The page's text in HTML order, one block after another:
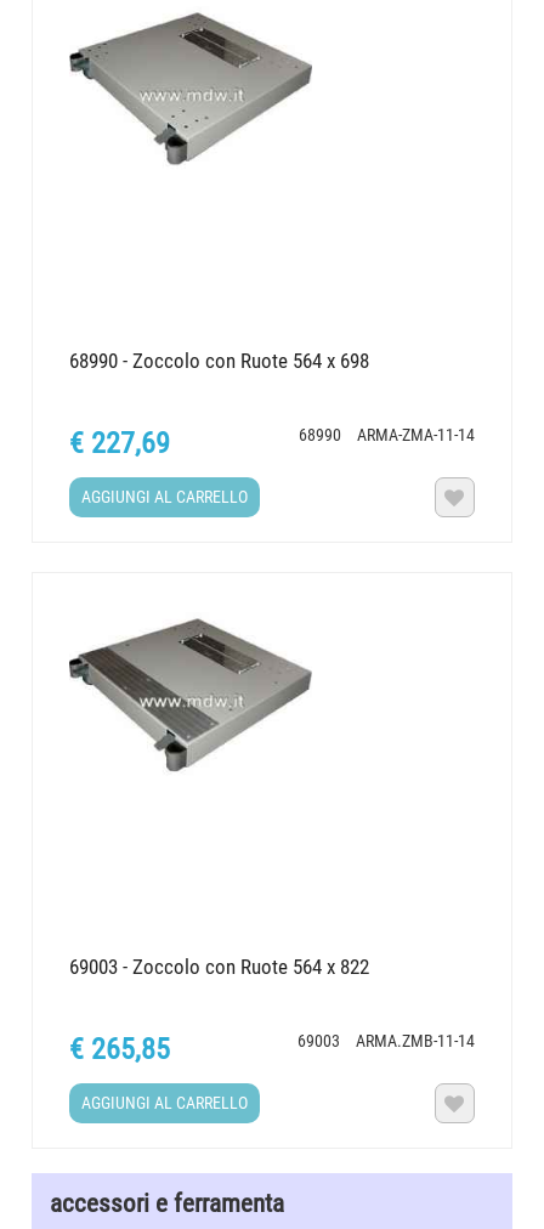
68990 - Zoccolo con Ruote 564 x 698
68990 ARMA-ZMA-11-14
€ 227,69
AGGIUNGI AL CARRELLO 
69003 - Zoccolo con Ruote 564 x 822
69003 ARMA.ZMB-11-14
€ 265,85
AGGIUNGI AL CARRELLO 
accessori e ferramenta